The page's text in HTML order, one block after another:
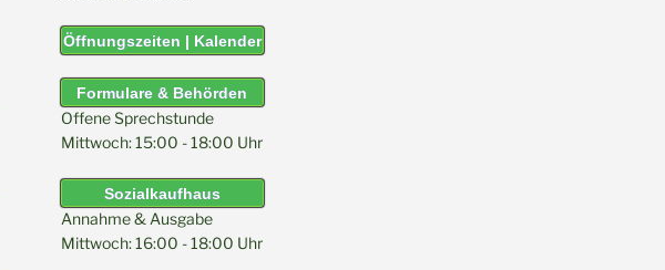
Öffnungszeiten | Kalender
Formulare & Behörden
Offene Sprechstunde
Mittwoch: 15:00 - 18:00 Uhr
Sozialkaufhaus
Annahme & Ausgabe
Mittwoch: 16:00 - 18:00 Uhr